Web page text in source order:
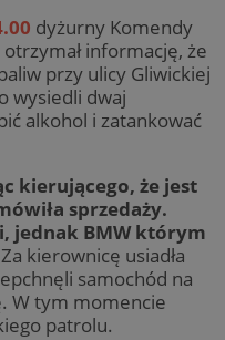
dyżurny Komendy
informację, że
przy ulicy Gliwickiej
wysiedli dwaj
alkohol i zatankować
kierującego, że jest
sprzedaży.
jednak BMW którym
Za kierownicę usiadła
samochód na
W tym momencie
patrolu.